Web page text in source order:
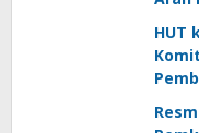
HUT